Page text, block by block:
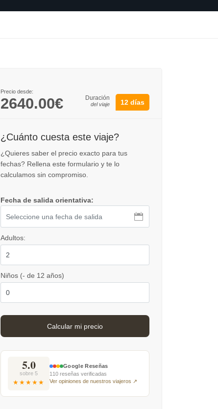
Precio desde:
2640.00€ Duración
del viaje 12 días
¿Cuánto cuesta este viaje?
¿Quieres saber el precio exacto para tus
fechas? Rellena este formulario y te lo
calculamos sin compromiso.
Fecha de salida orientativa:
Adultos:
Niños (- de 12 años)
5.0
sobre 5
★★★★★
Google Reseñas
110 reseñas verificadas
Ver opiniones de nuestros viajeros ↗